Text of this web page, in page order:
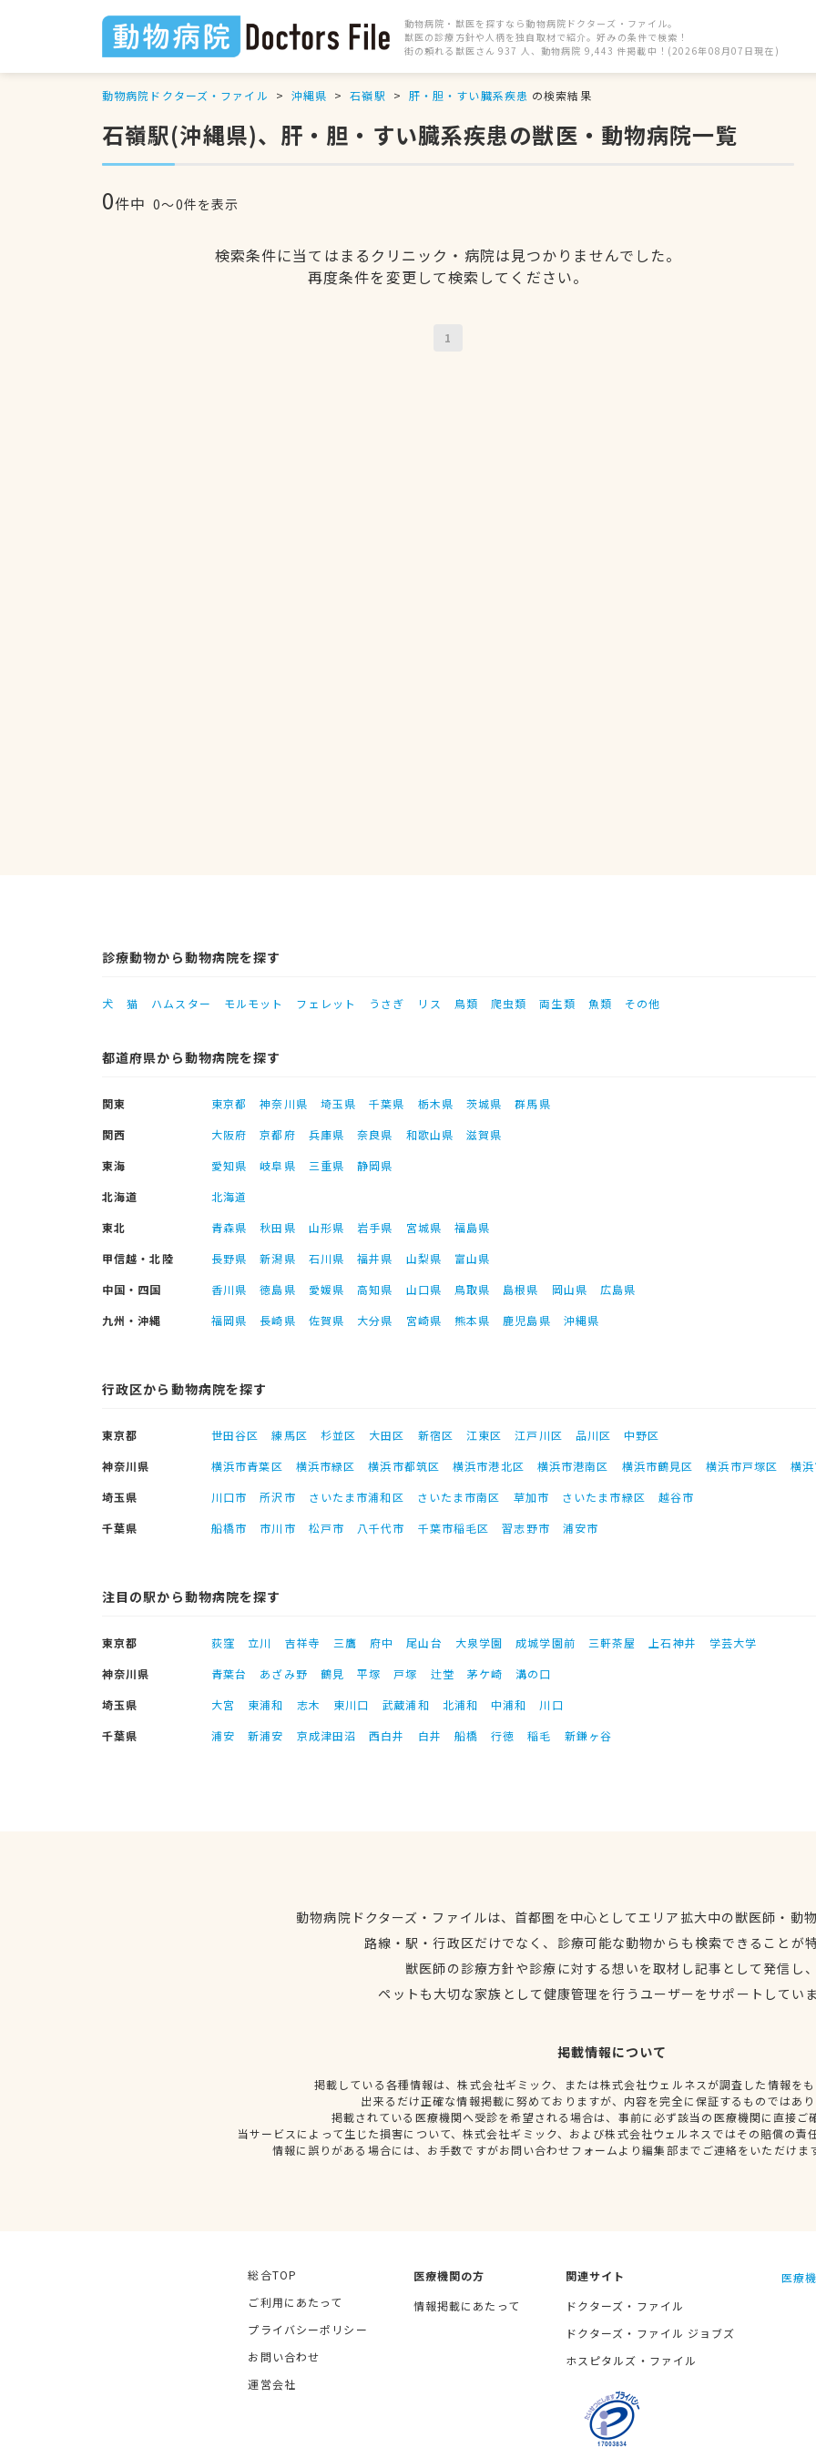
動物病院・獣医を探すなら動物病院ドクターズ・ファイル。
獣医の診療方針や人柄を独自取材で紹介。好みの条件で検索！
街の頼れる獣医さん 937 人、動物病院 9,443 件掲載中！(2026年08月07日現在)
動物病院ドクターズ・ファイル 沖縄県 石嶺駅 肝・胆・すい臓系疾患 の検索結果
石嶺駅(沖縄県)、肝・胆・すい臓系疾患の獣医・動物病院一覧
0件中 0〜0件を表示
検索条件に当てはまるクリニック・病院は見つかりませんでした。
再度条件を変更して検索してください。
1
診療動物から動物病院を探す
犬 猫 ハムスター モルモット フェレット うさぎ リス 鳥類 爬虫類 両生類 魚類 その他
都道府県から動物病院を探す
関東 東京都 神奈川県 埼玉県 千葉県 栃木県 茨城県
群馬県
関西
大阪府 京都府 兵庫県 奈良県 和歌山県
滋賀県
東海
愛知県 岐阜県 三重県
静岡県
北海道
北海道
東北
青森県 秋田県 山形県 岩手県 宮城県
福島県
甲信越・北陸
長野県 新潟県 石川県 福井県 山梨県
富山県
中国・四国
香川県 徳島県 愛媛県 高知県 山口県 鳥取県 島根県 岡山県
広島県
九州・沖縄
福岡県 長崎県 佐賀県 大分県 宮崎県 熊本県 鹿児島県 沖縄県
行政区から動物病院を探す
東京都 世田谷区 練馬区 杉並区 大田区 新宿区 江東区 江戸川区 品川区
中野区
神奈川県
横浜市青葉区 横浜市緑区 横浜市都筑区 横浜市港北区 横浜市港南区 横浜市鶴見区 横浜市戸塚区
横
埼玉県
川口市 所沢市 さいたま市浦和区 さいたま市南区 草加市 さいたま市緑区
越谷市
千葉県
船橋市 市川市 松戸市 八千代市 千葉市稲毛区 習志野市 浦安市
注目の駅から動物病院を探す
東京都 荻窪 立川 吉祥寺 三鷹 府中 尾山台 大泉学園 成城学園前 三軒茶屋 上石神井
学芸大学
神奈川県
青葉台 あざみ野 鶴見 平塚 戸塚 辻堂 茅ケ崎
溝の口
埼玉県
大宮 東浦和 志木 東川口 武蔵浦和 北浦和 中浦和
川口
千葉県
浦安 新浦安 京成津田沼 西白井 白井 船橋 行徳 稲毛 新鎌ヶ谷
動物病院ドクターズ・ファイルは、首都圏を中心としてエリア拡大中の獣医師・動
路線・駅・行政区だけでなく、診療可能な動物からも検索できることが
獣医師の診療方針や診療に対する想いを取材し記事として発信し
ペットも大切な家族として健康管理を行うユーザーをサポートしてい
掲載情報について
掲載している各種情報は、株式会社ギミック、または株式会社ウェルネスが調査した情報を
出来るだけ正確な情報掲載に努めておりますが、内容を完全に保証するものではあ
掲載されている医療機関へ受診を希望される場合は、事前に必ず該当の医療機関に直接ご
当サービスによって生じた損害について、株式会社ギミック、および株式会社ウェルネスではその賠償の責
情報に誤りがある場合には、お手数ですがお問い合わせフォームより編集部までご連絡をいただけま
総合TOP
ご利用にあたって
プライバシーポリシー
お問い合わせ
運営会社
医療機関の方
情報掲載にあたって
関連サイト
ドクターズ・ファイル
ドクターズ・ファイル ジョブズ
ホスピタルズ・ファイル
医療